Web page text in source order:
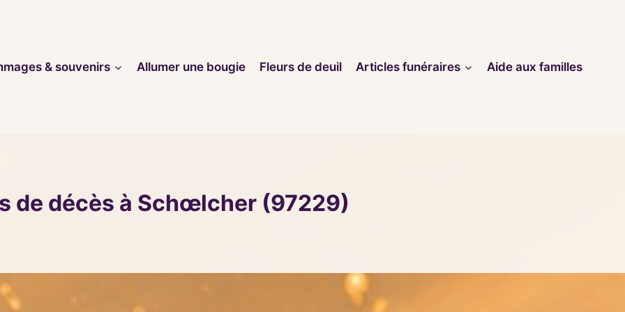
& souvenirs
Allumer une bougie Fleurs de deuil Articles funéraires Aide aux familles
de décès à Schœlcher (97229)